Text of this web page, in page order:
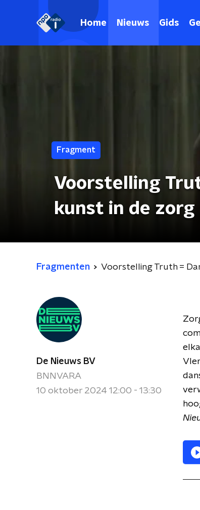
Home Nieuws Gids
Fragment
Voorstelling
kunst in de zorg
Fragmenten Voorstelling Truth =
De Nieuws BV
BNNVARA
10 oktober 2024 12:00 - 13:30